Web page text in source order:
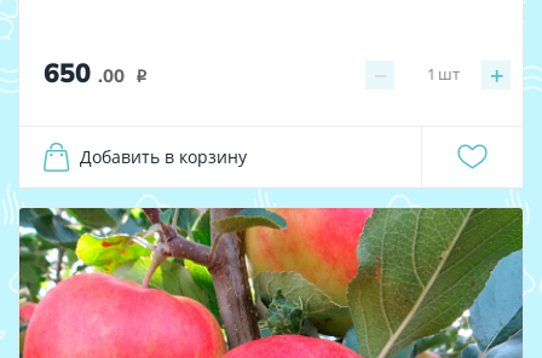
650 .00 i − +
1 шт
Добавить в корзину